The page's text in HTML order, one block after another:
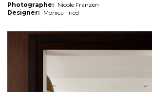
Photographe: Nicole Franzen
Designer: Monica Fried